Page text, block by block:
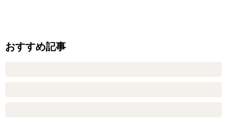
おすすめ記事